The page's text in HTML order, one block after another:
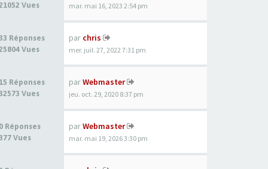
Vues
mar. mai 16, 2023 2:54 pm
Réponses
Vues
par chris
mer. juil. 27, 2022 7:31 pm
15 Réponses
Vues
parWebmaster
jeu. oct. 29, 2020 8:37 pm
0 Réponses
Vues
parWebmaster
mar. mai 19, 2026 3:30 pm